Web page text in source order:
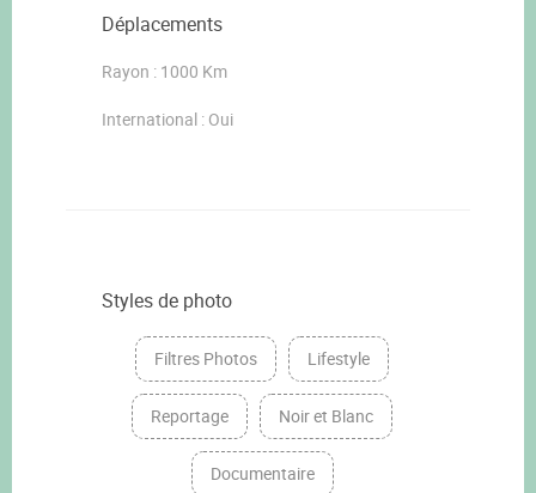
Déplacements
Rayon : 1000 Km
International : Oui
Styles de photo
Filtres Photos Lifestyle
Reportage Noir et Blanc
Documentaire